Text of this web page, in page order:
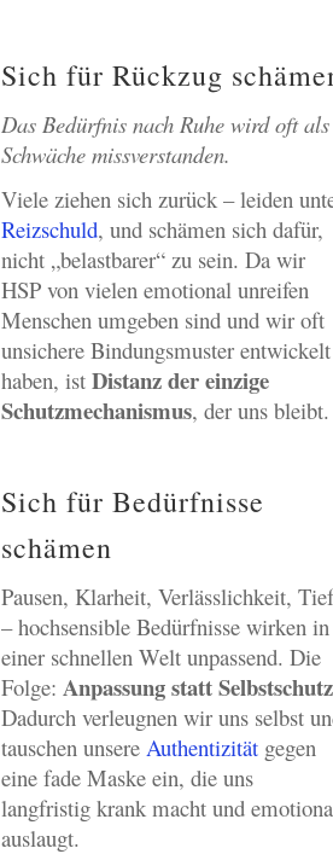
Sich für Rückzug
Das Bedürfnis nach Ruhe wird oft als
Schwäche missverstanden.
Viele ziehen sich zurück – leiden
Reizschuld, und schämen sich dafür,
nicht „belastbarer“ zu sein. Da wir
HSP von vielen emotional unreifen
Menschen umgeben sind und wir oft
unsichere Bindungsmuster entwickelt
haben, ist Distanz der einzige
Schutzmechanismus, der uns bleibt.
Sich für Bedürfnisse
schämen
Pausen, Klarheit, Verlässlichkeit,
– hochsensible Bedürfnisse wirken in
einer schnellen Welt unpassend. Die
Folge: Anpassung statt Selbstschutz
Dadurch verleugnen wir uns selbst
tauschen unsere Authentizitätgegen
eine fade Maske ein, die uns
langfristig krank macht und
auslaugt.